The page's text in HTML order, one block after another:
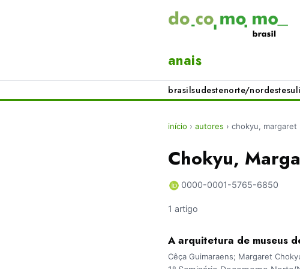
anais
brasilsudestenorte/nordestesul
início › autores › chokyu, margaret
Chokyu,
0000-0001-5765-6850
1 artigo
A arquitetura de museus
Cêça Guimaraens; Margaret